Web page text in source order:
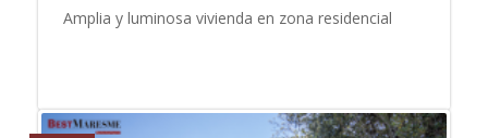
Amplia y luminosa vivienda en zona residencial